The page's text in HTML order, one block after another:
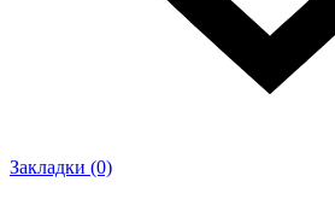
Закладки (0)